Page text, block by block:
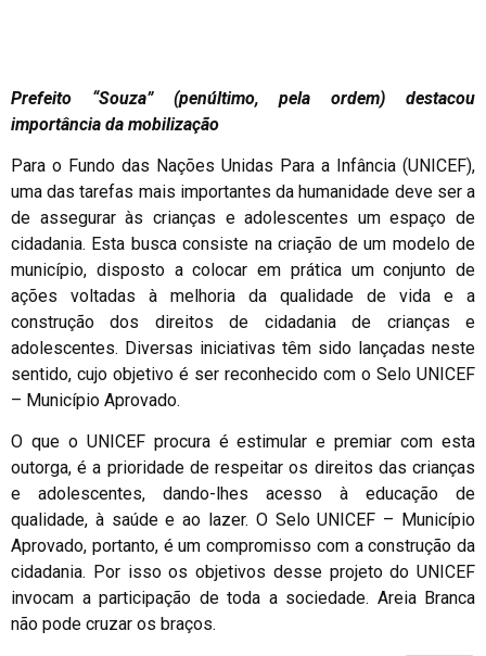
Prefeito “Souza” (penúltimo, pela ordem) destacou
importância da mobilização
Para o Fundo das Nações Unidas Para a Infância (UNICEF),
uma das tarefas mais importantes da humanidade deve ser a
de assegurar às crianças e adolescentes um espaço de
cidadania. Esta busca consiste na criação de um modelo de
município, disposto a colocar em prática um conjunto de
ações voltadas à melhoria da qualidade de vida e a
construção dos direitos de cidadania de crianças e
adolescentes. Diversas iniciativas têm sido lançadas neste
sentido, cujo objetivo é ser reconhecido com o Selo UNICEF
– Município Aprovado.
O que o UNICEF procura é estimular e premiar com esta
outorga, é a prioridade de respeitar os direitos das crianças
e adolescentes, dando-lhes acesso à educação de
qualidade, à saúde e ao lazer. O Selo UNICEF – Município
Aprovado, portanto, é um compromisso com a construção da
cidadania. Por isso os objetivos desse projeto do UNICEF
invocam a participação de toda a sociedade. Areia Branca
não pode cruzar os braços.